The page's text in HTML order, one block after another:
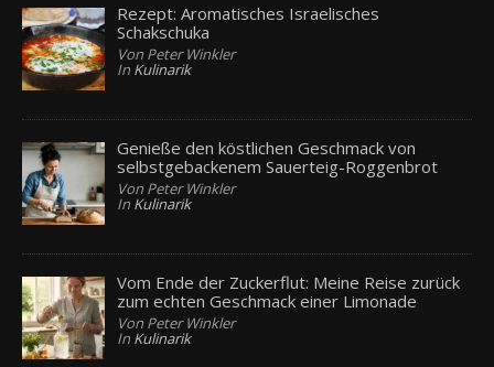
Rezept: Aromatisches Israelisches
Schakschuka
Von Peter Winkler
In Kulinarik
Genieße den köstlichen Geschmack von
selbstgebackenem Sauerteig-Roggenbrot
Von Peter Winkler
In Kulinarik
Vom Ende der Zuckerflut: Meine Reise zurück
zum echten Geschmack einer Limonade
Von Peter Winkler
In Kulinarik